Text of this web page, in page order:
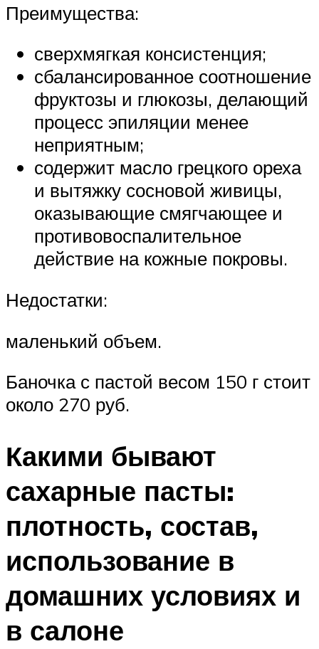
Преимущества:
сверхмягкая консистенция;
сбалансированное соотношение
фруктозы и глюкозы, делающий
процесс эпиляции менее
неприятным;
содержит масло грецкого ореха
и вытяжку сосновой живицы,
оказывающие смягчающее и
противовоспалительное
действие на кожные покровы.
Недостатки:
маленький объем.
Баночка с пастой весом 150 г стоит
около 270 руб.
Какими бывают
сахарные пасты:
плотность, состав,
использование в
домашних условиях и
в салоне